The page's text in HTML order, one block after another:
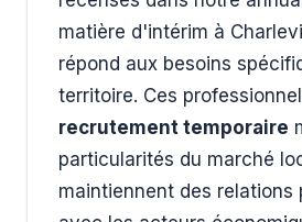
matière d'intérim à
répond aux besoins
territoire. Ces
recrutement temporaire
particularités du marché
maintiennent des relations